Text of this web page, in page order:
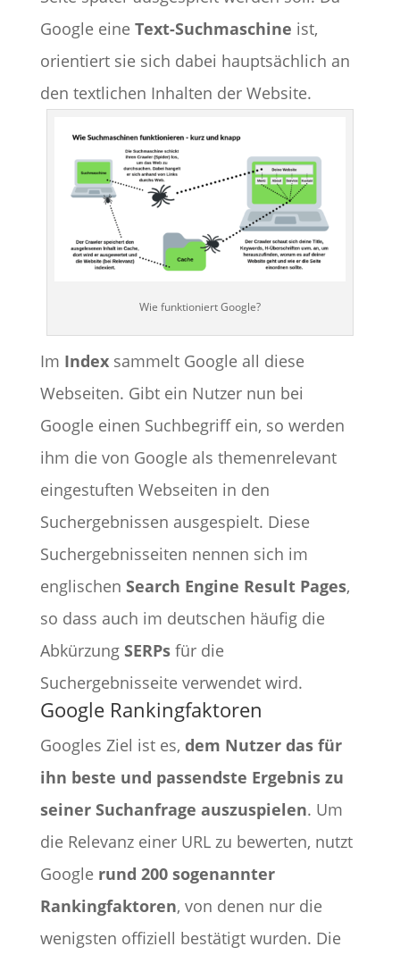
Google eine Text-Suchmaschine ist,
orientiert sie sich dabei hauptsächlich an
den textlichen Inhalten der Website.
Wie funktioniert Google?
Im Indexsammelt Google all diese
Webseiten. Gibt ein Nutzer nun bei
Google einen Suchbegriff ein, so werden
ihm die von Google als themenrelevant
eingestuften Webseiten in den
Suchergebnissen ausgespielt. Diese
Suchergebnisseiten nennen sich im
englischen Search Engine Result Pages,
so dass auch im deutschen häufig die
Abkürzung SERPsfür die
Suchergebnisseite verwendet wird.
Google Rankingfaktoren
Googles Ziel ist es, dem Nutzer das für
ihn beste und passendste Ergebnis zu
seiner Suchanfrage auszuspielen. Um
die Relevanz einer URL zu bewerten, nutzt
Google rund 200 sogenannter
Rankingfaktoren, von denen nur die
wenigsten offiziell bestätigt wurden. Die